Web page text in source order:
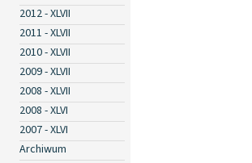
2012 - XLVII
2011 - XLVII
2010 - XLVII
2009 - XLVII
2008 - XLVII
2008 - XLVI
2007 - XLVI
Archiwum